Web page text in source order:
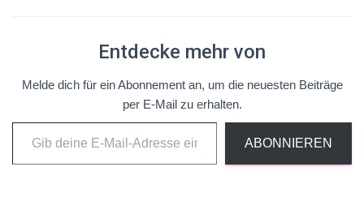
Entdecke mehr von
Melde dich für ein Abonnement an, um die neuesten Beiträge
per E-Mail zu erhalten.
ABONNIEREN